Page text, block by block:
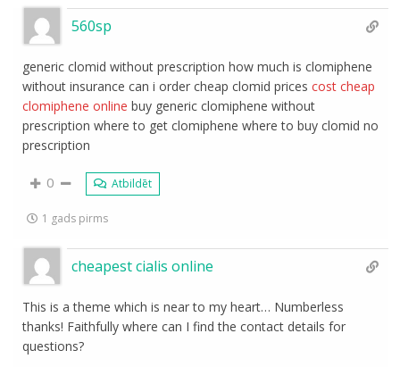
560sp
generic clomid without prescription how much is clomiphene
without insurance can i order cheap clomid pricescost cheap
clomiphene online buy generic clomiphene without
prescription where to get clomiphene where to buy clomid no
prescription
0 Atbildēt
1 gads pirms
cheapest cialis online
This is a theme which is near to my heart… Numberless
thanks! Faithfully where can I find the contact details for
questions?